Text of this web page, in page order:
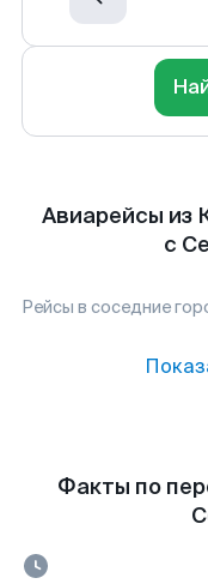
Авиарейсы из
с
Рейсы в соседние
Факты по